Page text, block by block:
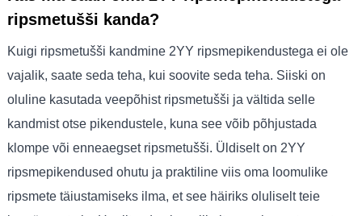
ripsmetušši kanda?
Kuigi ripsmetušši kandmine 2YY ripsmepikendustega ei ole
vajalik, saate seda teha, kui soovite seda teha. Siiski on
oluline kasutada veepõhist ripsmetušši ja vältida selle
kandmist otse pikendustele, kuna see võib põhjustada
klompe või enneaegset ripsmetušši. Üldiselt on 2YY
ripsmepikendused ohutu ja praktiline viis oma loomulike
ripsmete täiustamiseks ilma, et see häiriks oluliselt teie